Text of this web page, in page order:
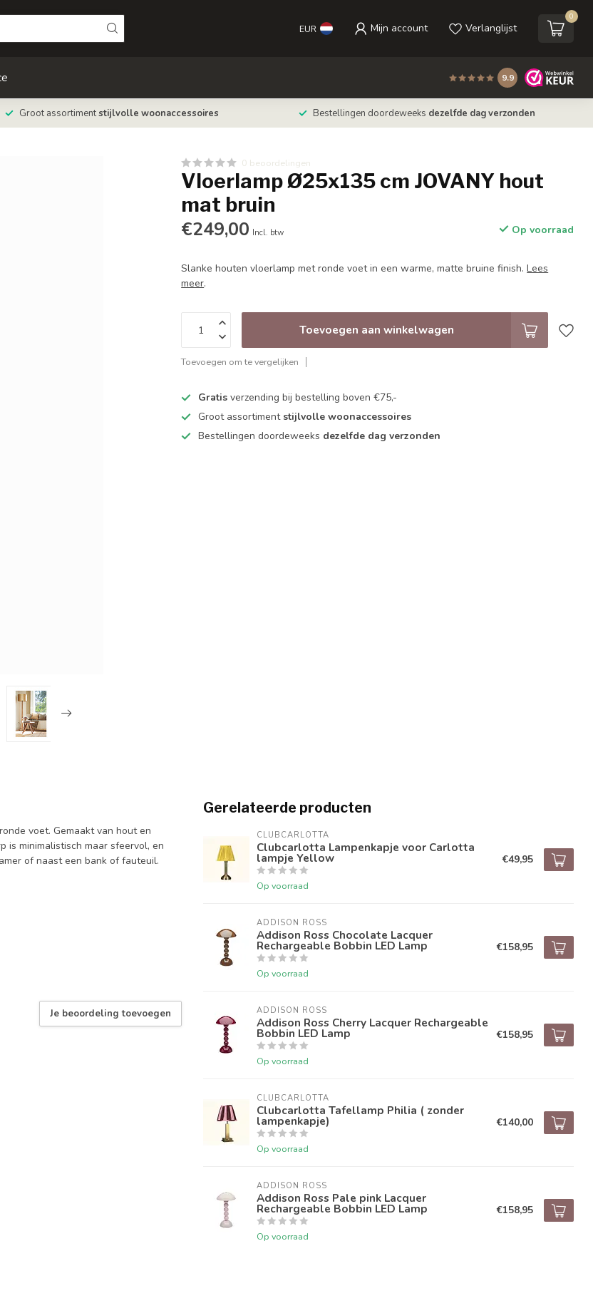
EUR Mijn account Verlanglijst
0
9.9
Groot assortimentstijlvolle woonaccessoires Bestellingen doordeweeks dezelfde dag verzonden
0 beoordelingen
Vloerlamp Ø25x135 cm JOVANY hout
mat bruin
€249,00 Incl. btw Op voorraad
Slanke houten vloerlamp met ronde voet in een warme, matte bruine finish.Lees
meer.
Toevoegen aan winkelwagen
Toevoegen om te vergelijken
Gratis verzending bij bestelling boven €75,-
Groot assortiment stijlvolle woonaccessoires
Bestellingen doordeweeks dezelfde dag verzonden
voet. Gemaakt van hout en
minimalistisch maar sfeervol, en
of naast een bank of fauteuil.
Je beoordeling toevoegen
Gerelateerde producten
CLUBCARLOTTA
Clubcarlotta Lampenkapje voor Carlotta
lampje Yellow
Op voorraad
€49,95
ADDISON ROSS
Addison Ross Chocolate Lacquer
Rechargeable Bobbin LED Lamp
Op voorraad
€158,95
ADDISON ROSS
Addison Ross Cherry Lacquer Rechargeable
Bobbin LED Lamp
Op voorraad
€158,95
CLUBCARLOTTA
Clubcarlotta Tafellamp Philia ( zonder
lampenkapje)
Op voorraad
€140,00
ADDISON ROSS
Addison Ross Pale pink Lacquer
Rechargeable Bobbin LED Lamp
Op voorraad
€158,95